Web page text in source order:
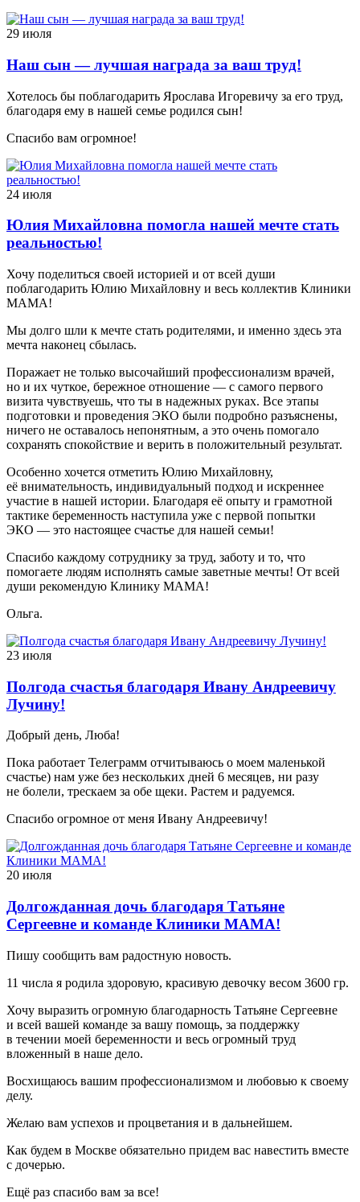
29 июля
Наш сын — лучшая награда за ваш труд!
Хотелось бы поблагодарить Ярослава Игоревичу за его труд,
благодаря ему в нашей семье родился сын!
Спасибо вам огромное!
24 июля
Юлия Михайловна помогла нашей мечте стать
реальностью!
Хочу поделиться своей историей и от всей души
поблагодарить Юлию Михайловну и весь коллектив Клиники
МАМА!
Мы долго шли к мечте стать родителями, и именно здесь эта
мечта наконец сбылась.
Поражает не только высочайший профессионализм врачей,
но и их чуткое, бережное отношение — с самого первого
визита чувствуешь, что ты в надежных руках. Все этапы
подготовки и проведения ЭКО были подробно разъяснены,
ничего не оставалось непонятным, а это очень помогало
сохранять спокойствие и верить в положительный результат.
Особенно хочется отметить Юлию Михайловну,
её внимательность, индивидуальный подход и искреннее
участие в нашей истории. Благодаря её опыту и грамотной
тактике беременность наступила уже с первой попытки
ЭКО — это настоящее счастье для нашей семьи!
Спасибо каждому сотруднику за труд, заботу и то, что
помогаете людям исполнять самые заветные мечты! От всей
души рекомендую Клинику МАМА!
Ольга.
23 июля
Полгода счастья благодаря Ивану Андреевичу
Лучину!
Добрый день, Люба!
Пока работает Телеграмм отчитываюсь о моем маленькой
счастье) нам уже без нескольких дней 6 месяцев, ни разу
не болели, трескаем за обе щеки. Растем и радуемся.
Спасибо огромное от меня Ивану Андреевичу!
20 июля
Долгожданная дочь благодаря Татьяне
Сергеевне и команде Клиники МАМА!
Пишу сообщить вам радостную новость.
11 числа я родила здоровую, красивую девочку весом 3600 гр.
Хочу выразить огромную благодарность Татьяне Сергеевне
и всей вашей команде за вашу помощь, за поддержку
в течении моей беременности и весь огромный труд
вложенный в наше дело.
Восхищаюсь вашим профессионализмом и любовью к своему
делу.
Желаю вам успехов и процветания и в дальнейшем.
Как будем в Москве обязательно придем вас навестить вместе
с дочерью.
Ещё раз спасибо вам за все!